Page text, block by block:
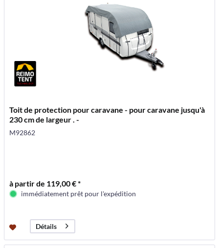
Toit de protection pour caravane - pour caravane jusqu'à
230 cm de largeur . -
M92862
à partir de 119,00 € *
immédiatement prêt pour l'expédition
Détails